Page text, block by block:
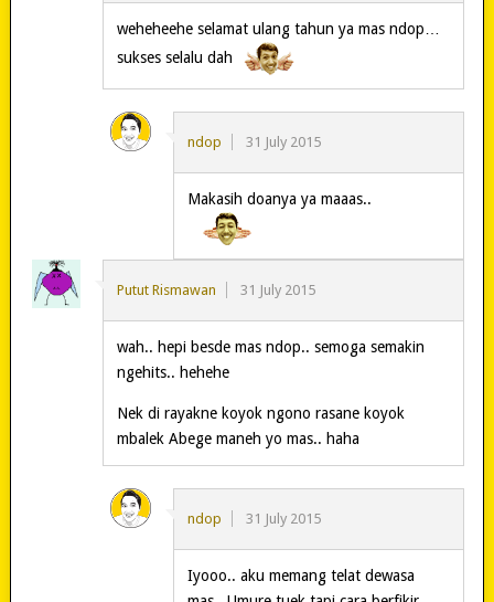
weheheehe selamat ulang tahun ya mas ndop…
sukses selalu dah
ndop 31 July 2015
Makasih doanya ya maaas..
Putut Rismawan 31 July 2015
wah.. hepi besde mas ndop.. semoga semakin
ngehits.. hehehe
Nek di rayakne koyok ngono rasane koyok
mbalek Abege maneh yo mas.. haha
ndop 31 July 2015
Iyooo.. aku memang telat dewasa